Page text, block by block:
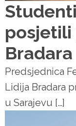
posjetili
Bradara
Predsjednica
Lidija Bradara
u Sarajevu […]